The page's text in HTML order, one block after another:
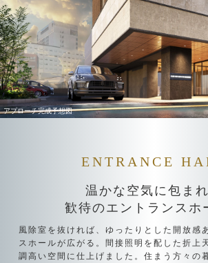
アプローチ完成予想図
ENTRANCE
温かな空気に包ま
歓待のエントランスホ
風除室を抜ければ、ゆったりとした開放感
スホールが広がる。間接照明を配した折上
調高い空間に仕上げました。住まう方々の